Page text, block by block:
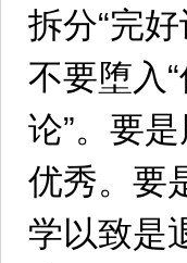
拆分“完
不要堕入
论”。要
优秀。要
学以致是